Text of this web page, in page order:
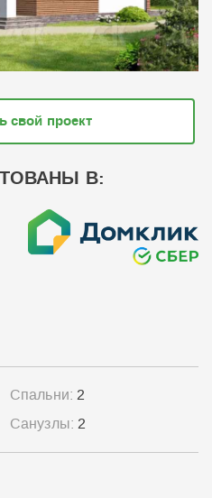
свой проект
В:
Спальни:2
Санузлы:2